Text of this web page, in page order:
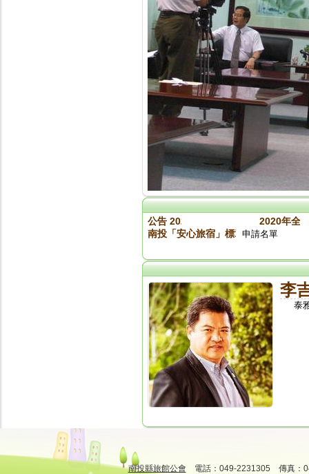
公告 2020旅館盃入取名單 2020年全
南投「安心旅宿」標章參加業者名單
申請名單
李
泰
南投縣旅館公會 電話：049-2231305 傳真：